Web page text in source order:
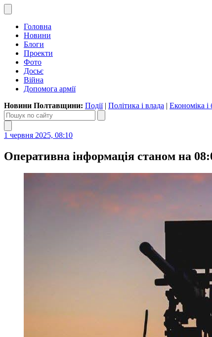
Головна
Новини
Блоги
Проекти
Фото
Досьє
Війна
Допомога армії
Новини Полтавщини: Події| Політика і влада | Економіка і
1 червня 2025, 08:10
Оперативна інформація станом на